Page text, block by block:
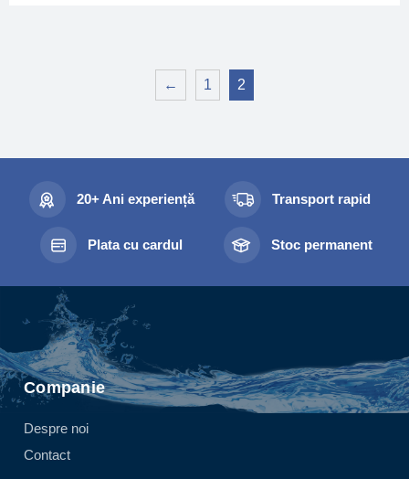
← 1 2
20+ Ani experiență Transport rapid
Plata cu cardul Stoc permanent
Companie
Despre noi
Contact